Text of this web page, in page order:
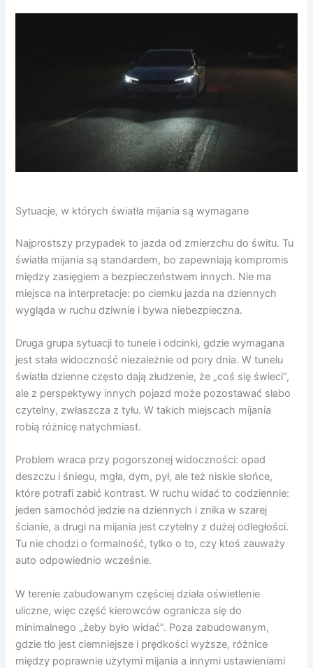
Sytuacje, w których światła mijania są wymagane
Najprostszy przypadek to jazda od zmierzchu do świtu. Tu
światła mijania są standardem, bo zapewniają kompromis
między zasięgiem a bezpieczeństwem innych. Nie ma
miejsca na interpretacje: po ciemku jazda na dziennych
wygląda w ruchu dziwnie i bywa niebezpieczna.
Druga grupa sytuacji to tunele i odcinki, gdzie wymagana
jest stała widoczność niezależnie od pory dnia. W tunelu
światła dzienne często dają złudzenie, że „coś się świeci”,
ale z perspektywy innych pojazd może pozostawać słabo
czytelny, zwłaszcza z tyłu. W takich miejscach mijania
robią różnicę natychmiast.
Problem wraca przy pogorszonej widoczności: opad
deszczu i śniegu, mgła, dym, pył, ale też niskie słońce,
które potrafi zabić kontrast. W ruchu widać to codziennie:
jeden samochód jedzie na dziennych i znika w szarej
ścianie, a drugi na mijania jest czytelny z dużej odległości.
Tu nie chodzi o formalność, tylko o to, czy ktoś zauważy
auto odpowiednio wcześnie.
W terenie zabudowanym częściej działa oświetlenie
uliczne, więc część kierowców ogranicza się do
minimalnego „żeby było widać”. Poza zabudowanym,
gdzie tło jest ciemniejsze i prędkości wyższe, różnice
między poprawnie użytymi mijania a innymi ustawieniami